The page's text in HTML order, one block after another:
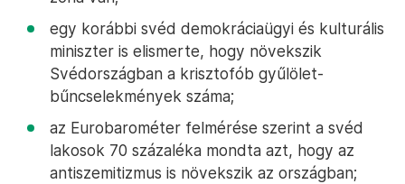
egy korábbi svéd demokráciaügyi és kulturális
miniszter is elismerte, hogy növekszik
Svédországban a krisztofób gyűlölet-
bűncselekmények száma;
az Eurobarométer felmérése szerint a svéd
lakosok 70 százaléka mondta azt, hogy az
antiszemitizmus is növekszik az országban;